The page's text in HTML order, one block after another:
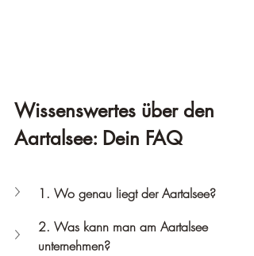
Wissenswertes über den
Aartalsee: Dein FAQ
1. Wo genau liegt der Aartalsee?
2. Was kann man am Aartalsee
unternehmen?